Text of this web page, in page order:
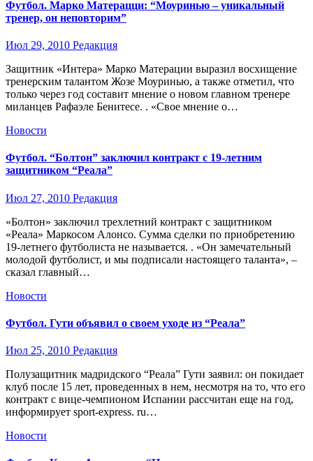
Футбол. Марко Матерацци: “Моуринью – уникальный
тренер, он неповторим”
Июл 29, 2010 Редакция
Защитник «Интера» Марко Матерации выразил восхищение
тренерским талантом Жозе Моуринью, а также отметил, что
только через год составит мнение о новом главном тренере
миланцев Рафаэле Бенитесе. . «Свое мнение о…
Новости
Футбол. “Болтон” заключил контракт с 19-летним
защитником “Реала”
Июл 27, 2010 Редакция
«Болтон» заключил трехлетний контракт с защитником
«Реала» Маркосом Алонсо. Сумма сделки по приобретению
19-летнего футболиста не называется. . «Он замечательный
молодой футболист, и мы подписали настоящего таланта», –
сказал главный…
Новости
Футбол. Гути объявил о своем уходе из “Реала”
Июл 25, 2010 Редакция
Полузащитник мадридского “Реала” Гути заявил: он покидает
клуб после 15 лет, проведенных в нем, несмотря на то, что его
контракт с вице-чемпионом Испании рассчитан еще на год,
информирует sport-express. ru…
Новости